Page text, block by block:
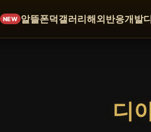
NEW 알뜰폰덕갤러리해외반응개발
디